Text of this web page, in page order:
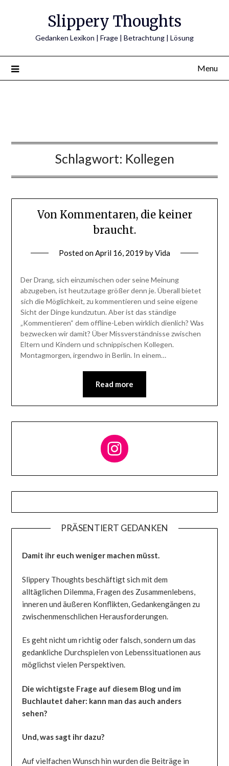
Slippery Thoughts
Gedanken Lexikon | Frage | Betrachtung | Lösung
Menu
Schlagwort: Kollegen
Von Kommentaren, die keiner
braucht.
Posted onApril 16, 2019 byVida
Der Drang, sich einzumischen oder seine Meinung
abzugeben, ist heutzutage größer denn je. Überall bietet
sich die Möglichkeit, zu kommentieren und seine eigene
Sicht der Dinge kundzutun. Aber ist das ständige
„Kommentieren“ dem offline-Leben wirklich dienlich? Was
bezwecken wir damit? Über Missverständnisse zwischen
Eltern und Kindern und schnippischen Kollegen.
Montagmorgen, irgendwo in Berlin. In einem…
Read more
Follow me on Instagram
PRÄSENTIERT GEDANKEN
Damit ihr euch weniger machen müsst.
Slippery Thoughts beschäftigt sich mit dem
alltäglichen Dilemma, Fragen des Zusammenlebens,
inneren und äußeren Konflikten, Gedankengängen zu
zwischenmenschlichen Herausforderungen.
Es geht nicht um richtig oder falsch, sondern um das
gedankliche Durchspielen von Lebenssituationen aus
möglichst vielen Perspektiven.
Die wichtigste Frage auf diesem Blog und im
Buchlautet daher: kann man das auch anders
sehen?
Und, was sagt ihr dazu?
Auf vielfachen Wunsch hin wurden die Beiträge in